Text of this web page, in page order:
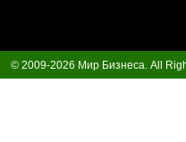
© 2009-2026 Мир Бизнеса. All